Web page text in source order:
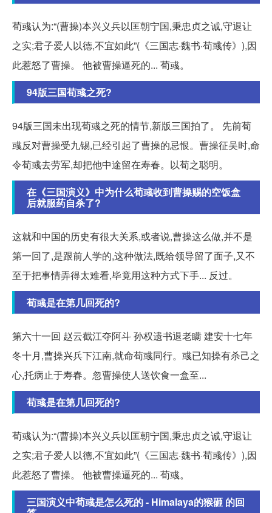
荀彧认为:“(曹操)本兴义兵以匡朝宁国,秉忠贞之诚,守退让
之实;君子爱人以德,不宜如此”(《三国志·魏书·荀彧传》),因
此惹怒了曹操。 他被曹操逼死的... 荀彧。
94版三国荀彧之死?
94版三国未出现荀彧之死的情节,新版三国拍了。 先前荀
彧反对曹操受九锡,已经引起了曹操的忌恨。曹操征吴时,命
令荀彧去劳军,却把他中途留在寿春。以荀之聪明。
在《三国演义》中为什么荀彧收到曹操赐的空饭盒
后就服药自杀了?
这就和中国的历史有很大关系,或者说,曹操这么做,并不是
第一回了,是跟前人学的,这种做法,既给领导留了面子,又不
至于把事情弄得太难看,毕竟用这种方式下手... 反过。
荀彧是在第几回死的?
第六十一回 赵云截江夺阿斗 孙权遗书退老瞒 建安十七年
冬十月,曹操兴兵下江南,就命荀彧同行。彧已知操有杀己之
心,托病止于寿春。忽曹操使人送饮食一盒至...
荀彧是在第几回死的?
荀彧认为:“(曹操)本兴义兵以匡朝宁国,秉忠贞之诚,守退让
之实;君子爱人以德,不宜如此”(《三国志·魏书·荀彧传》),因
此惹怒了曹操。 他被曹操逼死的... 荀彧。
三国演义中荀彧是怎么死的 - Himalaya的猴砸 的回